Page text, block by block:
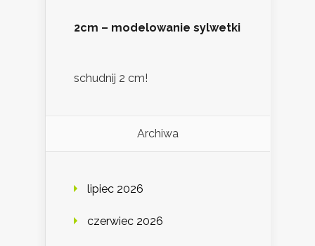
2cm – modelowanie sylwetki
schudnij 2 cm!
Archiwa
lipiec 2026
czerwiec 2026